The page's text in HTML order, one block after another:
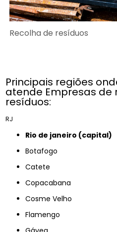
Recolha de resíduos
Principais regiões
atende Empresas de
resíduos:
RJ
rio de janeiro (capital)
Botafogo
Catete
Copacabana
Cosme Velho
Flamengo